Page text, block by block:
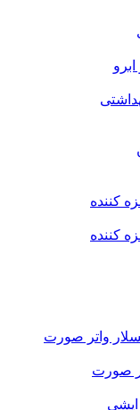
کننده
کننده
واتر صورت
صورت